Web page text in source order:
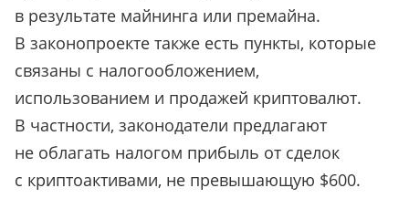
в результате майнинга или премайна.
В законопроекте также есть пункты, которые
связаны с налогообложением,
использованием и продажей криптовалют.
В частности, законодатели предлагают
не облагать налогом прибыль от сделок
с криптоактивами, не превышающую $600.